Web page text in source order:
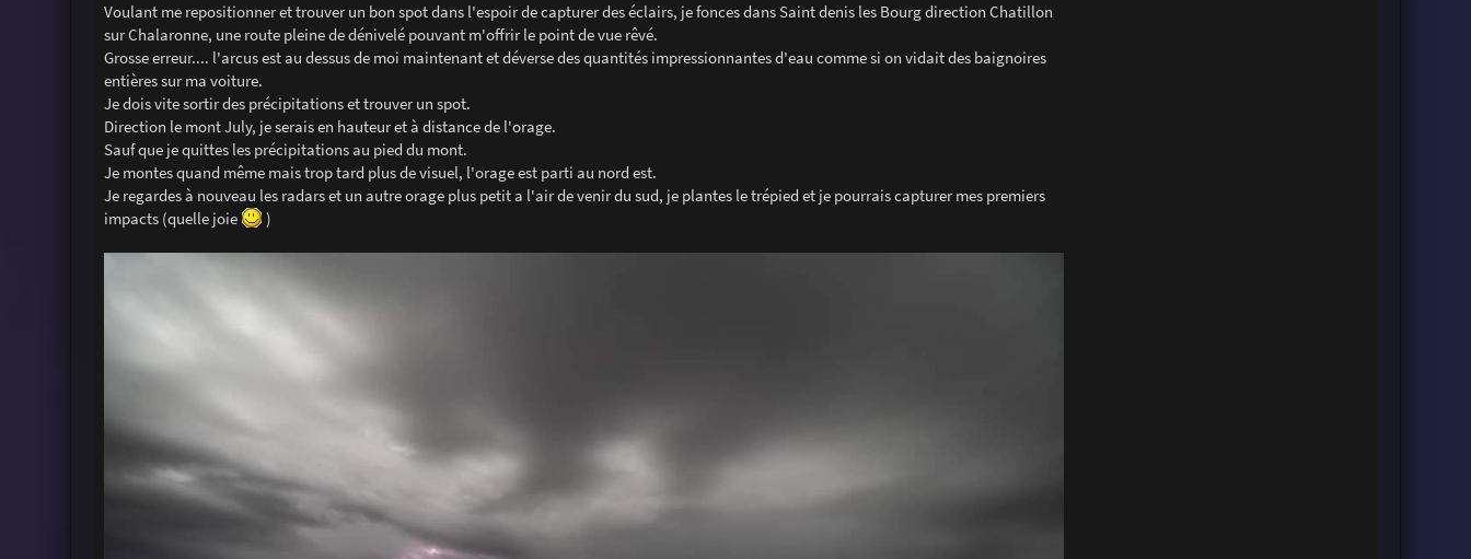
Voulant me repositionner et trouver un bon spot dans l'espoir de capturer des éclairs, je fonces dans Saint denis les Bourg direction Chatillon
sur Chalaronne, une route pleine de dénivelé pouvant m'offrir le point de vue rêvé.
Grosse erreur.... l'arcus est au dessus de moi maintenant et déverse des quantités impressionnantes d'eau comme si on vidait des baignoires
entières sur ma voiture.
Je dois vite sortir des précipitations et trouver un spot.
Direction le mont July, je serais en hauteur et à distance de l'orage.
Sauf que je quittes les précipitations au pied du mont.
Je montes quand même mais trop tard plus de visuel, l'orage est parti au nord est.
Je regardes à nouveau les radars et un autre orage plus petit a l'air de venir du sud, je plantes le trépied et je pourrais capturer mes premiers
impacts (quelle joie
)